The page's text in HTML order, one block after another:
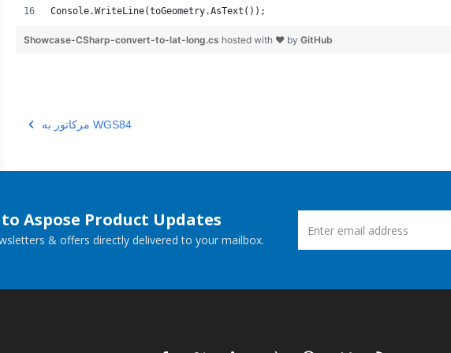
Console.WriteLine(toGeometry.AsText());
Showcase-CSharp-convert-to-lat-long.cs hosted with ❤ by GitHub
مرکاتور به WGS84
Aspose Product Updates
& offers directly delivered to your mailbox.